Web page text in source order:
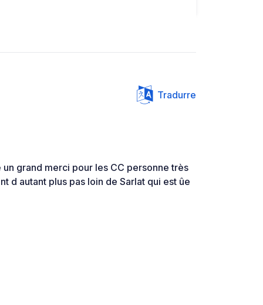
Tradurre
grand merci pour les CC personne très
d autant plus pas loin de Sarlat qui est ûe